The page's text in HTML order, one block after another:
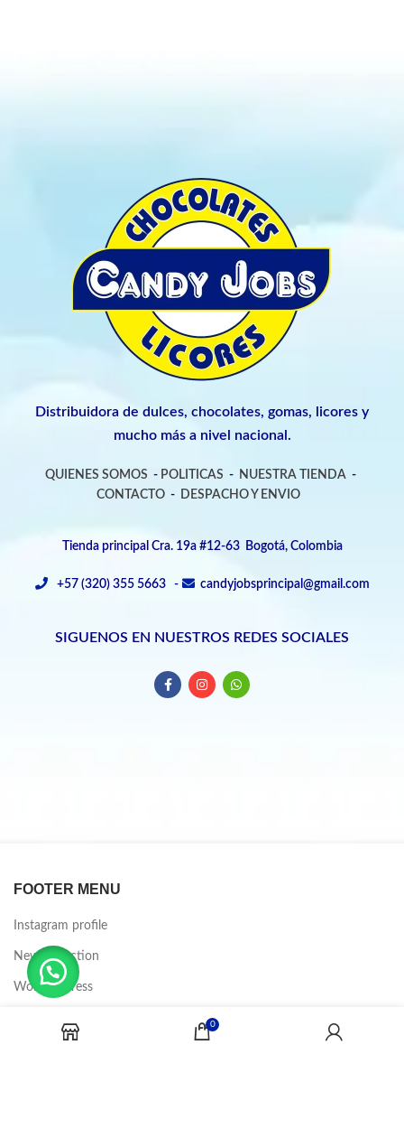
Distribuidora de dulces, chocolates, gomas, licores y
mucho más a nivel nacional.
QUIENES SOMOS - POLITICAS - NUESTRA TIENDA -
CONTACTO- DESPACHO Y ENVIO
Tienda principal Cra. 19a #12-63 Bogotá, Colombia
+57 (320) 355 5663 - candyjobsprincipal@gmail.com
SIGUENOS EN NUESTROS REDES SOCIALES
FOOTER MENU
Instagram profile
New Collection
Woman Dress
0